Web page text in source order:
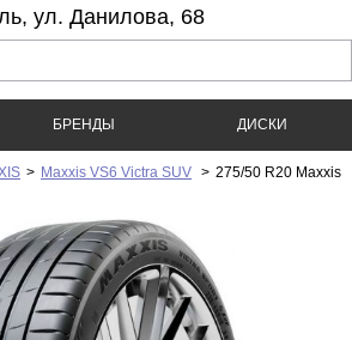
ул. Данилова, 68
БРЕНДЫ ДИСКИ
> Maxxis VS6 Victra SUV > 275/50 R20 Maxxis